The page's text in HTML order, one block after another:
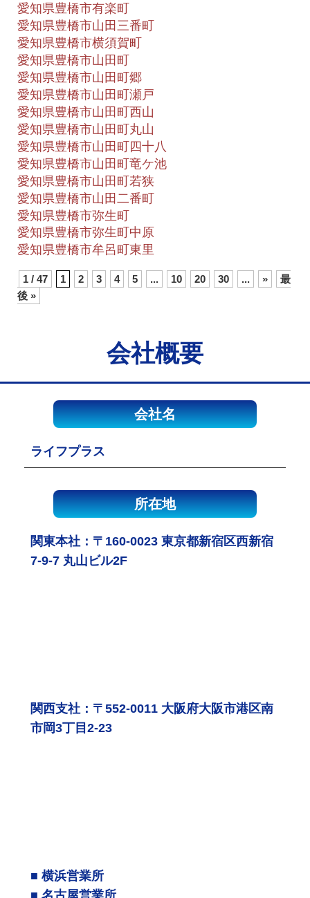
愛知県豊橋市有楽町
愛知県豊橋市山田三番町
愛知県豊橋市横須賀町
愛知県豊橋市山田町
愛知県豊橋市山田町郷
愛知県豊橋市山田町瀬戸
愛知県豊橋市山田町西山
愛知県豊橋市山田町丸山
愛知県豊橋市山田町四十八
愛知県豊橋市山田町竜ケ池
愛知県豊橋市山田町若狭
愛知県豊橋市山田二番町
愛知県豊橋市弥生町
愛知県豊橋市弥生町中原
愛知県豊橋市牟呂町東里
1 / 47 1 2 3 4 5 ... 10 20 30 ... »
最
後 »
会社概要
会社名
ライフプラス
所在地
関東本社：〒160-0023 東京都新宿区西新宿
7-9-7 丸山ビル2F
関西支社：〒552-0011 大阪府大阪市港区南
市岡3丁目2-23
■ 横浜営業所
■ 名古屋営業所